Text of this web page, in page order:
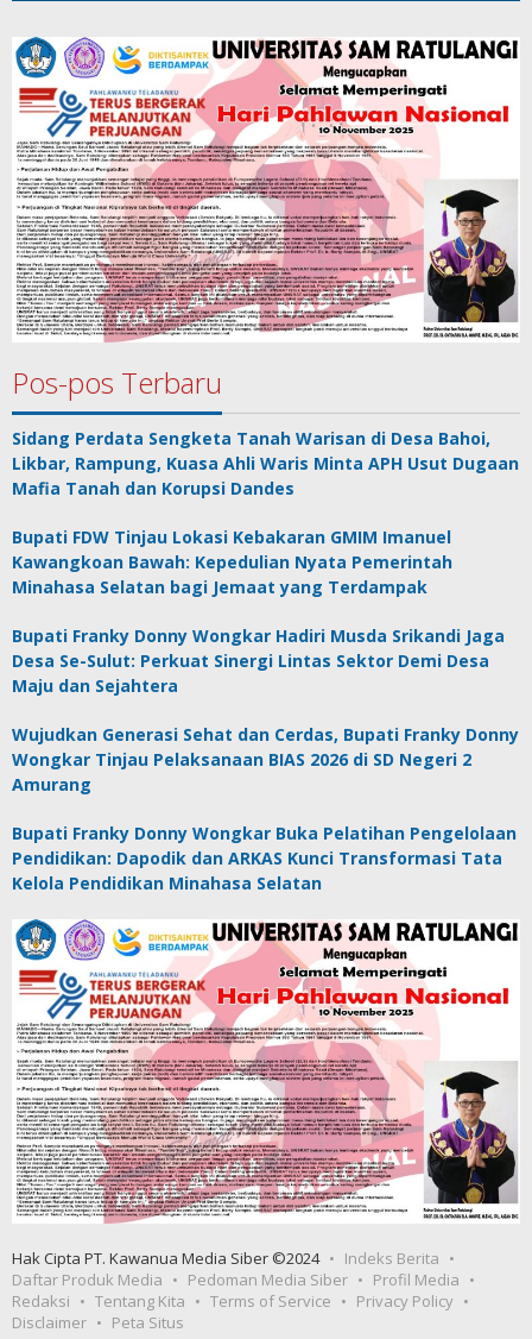
Pos-pos Terbaru
Sidang Perdata Sengketa Tanah Warisan di Desa Bahoi,
Likbar, Rampung, Kuasa Ahli Waris Minta APH Usut Dugaan
Mafia Tanah dan Korupsi Dandes
Bupati FDW Tinjau Lokasi Kebakaran GMIM Imanuel
Kawangkoan Bawah: Kepedulian Nyata Pemerintah
Minahasa Selatan bagi Jemaat yang Terdampak
Bupati Franky Donny Wongkar Hadiri Musda Srikandi Jaga
Desa Se-Sulut: Perkuat Sinergi Lintas Sektor Demi Desa
Maju dan Sejahtera
Wujudkan Generasi Sehat dan Cerdas, Bupati Franky Donny
Wongkar Tinjau Pelaksanaan BIAS 2026 di SD Negeri 2
Amurang
Bupati Franky Donny Wongkar Buka Pelatihan Pengelolaan
Pendidikan: Dapodik dan ARKAS Kunci Transformasi Tata
Kelola Pendidikan Minahasa Selatan
Hak Cipta PT. Kawanua Media Siber ©2024
Indeks Berita
Daftar Produk Media
Pedoman Media Siber
Profil Media
Redaksi
Tentang Kita Terms of Service
Privacy Policy
Disclaimer
Peta Situs